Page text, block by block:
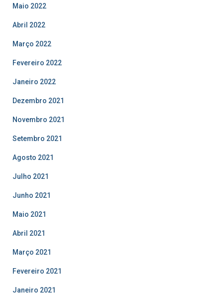
Maio 2022
Abril 2022
Março 2022
Fevereiro 2022
Janeiro 2022
Dezembro 2021
Novembro 2021
Setembro 2021
Agosto 2021
Julho 2021
Junho 2021
Maio 2021
Abril 2021
Março 2021
Fevereiro 2021
Janeiro 2021